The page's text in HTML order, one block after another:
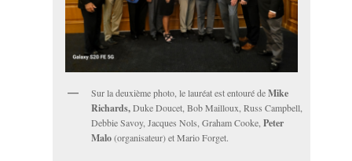
Sur la deuxième photo, le lauréat est entouré deMike
Richards,Duke Doucet, Bob Mailloux, Russ Campbell,
Debbie Savoy, Jacques Nols, Graham Cooke, Peter
Malo(organisateur) et Mario Forget.